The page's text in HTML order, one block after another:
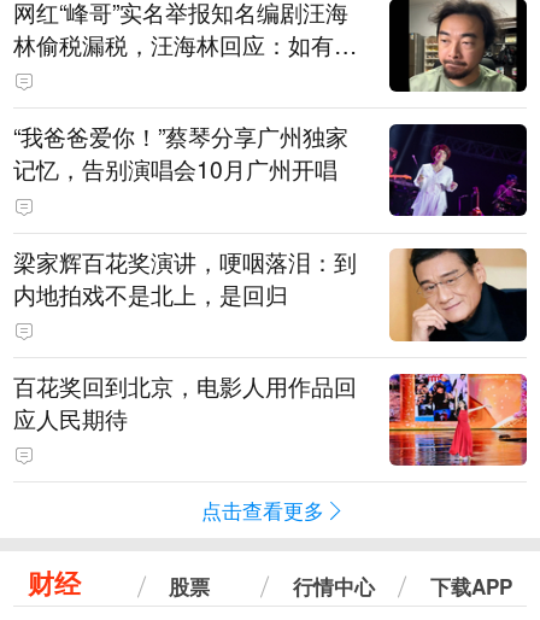
网红“峰哥”实名举报知名编剧汪海
林偷税漏税，汪海林回应：如有违
法行为，相关机构自会进行评判和
处理，清者自清，无需一一回应
“我爸爸爱你！”蔡琴分享广州独家
记忆，告别演唱会10月广州开唱
梁家辉百花奖演讲，哽咽落泪：到
内地拍戏不是北上，是回归
百花奖回到北京，电影人用作品回
应人民期待
点击查看更多
财经 股票 行情中心 下载APP